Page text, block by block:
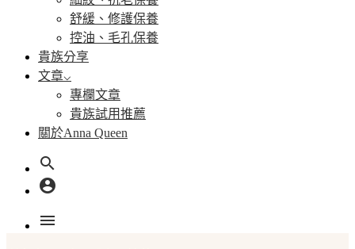
舒緩、修護保養
控油、毛孔保養
貴族分享
文章
專欄文章
貴族試用推薦
關於Anna Queen
search
account_circle
menu